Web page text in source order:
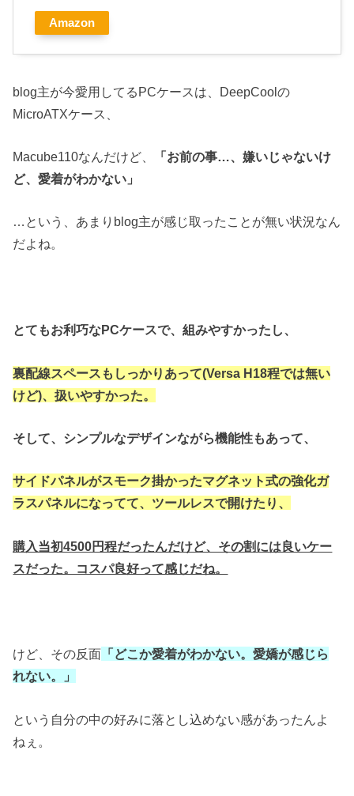
Amazon
blog主が今愛用してるPCケースは、DeepCoolの
MicroATXケース、
Macube110なんだけど、
「お前の事…、嫌いじゃないけ
ど、愛着がわかない」
…という、あまりblog主が感じ取ったことが無い状況なん
だよね。
とてもお利巧なPCケースで、組みやすかったし、
裏配線スペースもしっかりあって(Versa H18程では無い
けど)、扱いやすかった。
そして、シンプルなデザインながら機能性もあって、
サイドパネルがスモーク掛かったマグネット式の強化ガ
ラスパネルになってて、ツールレスで開けたり、
購入当初4500円程だったんだけど、その割には良いケー
スだった。コスパ良好って感じだね。
けど、その反面 「どこか愛着がわかない。愛嬌が感じら
れない。」
という自分の中の好みに落とし込めない感があったんよ
ねぇ。